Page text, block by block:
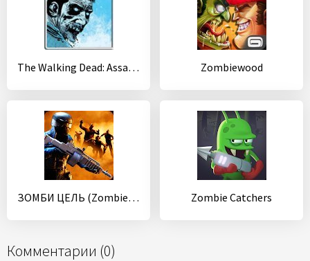
The Walking Dead: Assault Zombiewood
ЗОМБИ ЦЕЛЬ (Zombie Objective) Zombie Catchers
Комментарии (0)